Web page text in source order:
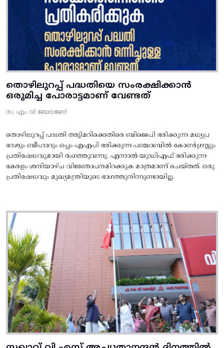
തൊഴിലുറപ്പ് പദ്ധതിയെ സംരക്ഷിക്കാൻ
ഒരുമിച്ച പോരാട്ടമാണ് വേണ്ടത്
സ. എം വി ജയരാജൻ
തൊഴിലുറപ്പ് പദ്ധതി അട്ടിമറിക്കെതിരെ ബിജെപി ഭരിക്കുന്ന മധ്യപ്ര
ദേശും ബീഹാറും ഒപ്പം എഎപി ഭരിക്കുന്ന പഞ്ചാബിൽ കോൺഗ്രസ്സും
പ്രതിഷേധവുമായി രംഗത്തുവന്നു. എന്നാൽ യുഡിഎഫ് ഭരിക്കുന്ന
കേരളം ശനിയാഴ്ച വിജ്ഞാപനമിറക്കുക മാത്രമാണ് ചെയ്തത്. ഒരു
പ്രതിഷേധവും മുഖ്യമന്ത്രിയുടെ ഭാഗത്തുനിന്നുണ്ടായില്ല.